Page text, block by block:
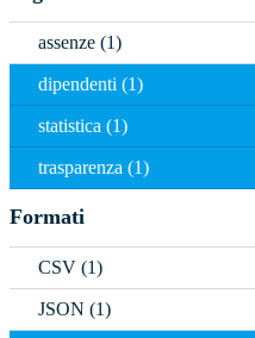
assenze (1)
dipendenti (1)
statistica (1)
trasparenza (1)
Formati
CSV (1)
JSON (1)